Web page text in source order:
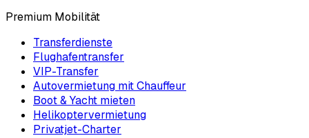
Premium Mobilität
Transferdienste
Flughafentransfer
VIP-Transfer
Autovermietung mit Chauffeur
Boot & Yacht mieten
Helikoptervermietung
Privatjet-Charter